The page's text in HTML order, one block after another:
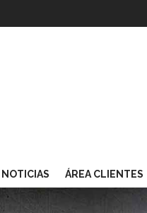
NOTICIAS ÁREA CLIENTES